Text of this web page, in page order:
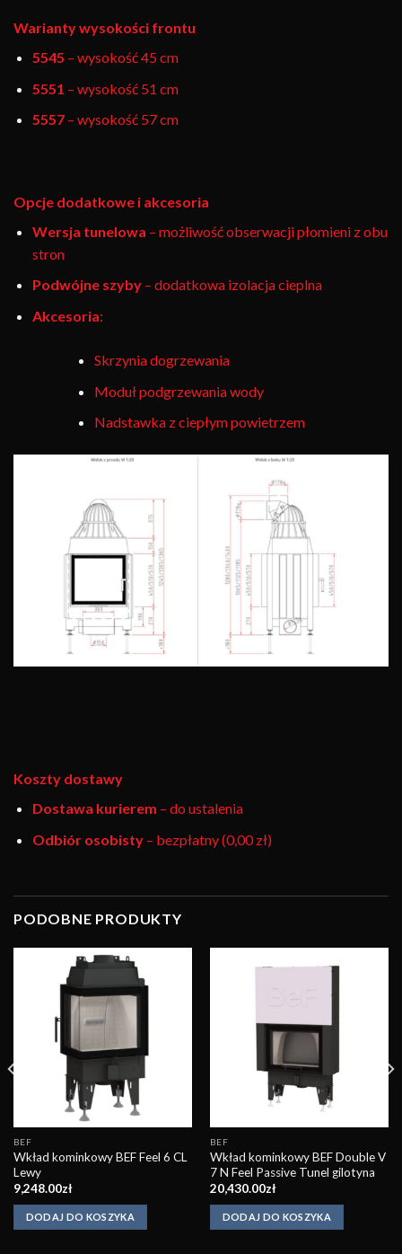
Warianty wysokości frontu
5545 – wysokość 45 cm
5551 – wysokość 51 cm
5557– wysokość 57 cm
Opcje dodatkowe i akcesoria
Wersja tunelowa – możliwość obserwacji płomieni z obu
stron
Podwójne szyby– dodatkowa izolacja cieplna
Akcesoria:
Skrzynia dogrzewania
Moduł podgrzewania wody
Nadstawka z ciepłym powietrzem
Koszty dostawy
Dostawa kurierem – do ustalenia
Odbiór osobisty– bezpłatny (0,00 zł)
PODOBNE PRODUKTY
BEF
Wkład kominkowy BEF Feel 6 CL
Lewy
9,248.00zł
DODAJ DO KOSZYKA
BEF
Wkład kominkowy BEF Double V
7 N Feel Passive Tunel gilotyna
20,430.00zł
DODAJ DO KOSZYKA